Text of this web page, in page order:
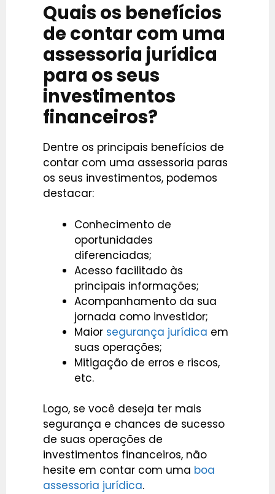
Quais os benefícios
de contar com uma
assessoria jurídica
para os seus
investimentos
financeiros?
Dentre os principais benefícios de
contar com uma assessoria paras
os seus investimentos, podemos
destacar:
Conhecimento de
oportunidades
diferenciadas;
Acesso facilitado às
principais informações;
Acompanhamento da sua
jornada como investidor;
Maior segurança jurídica em
suas operações;
Mitigação de erros e riscos,
etc.
Logo, se você deseja ter mais
segurança e chances de sucesso
de suas operações de
investimentos financeiros, não
hesite em contar com uma boa
assessoria jurídica.